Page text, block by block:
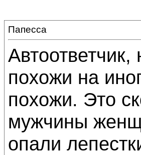
Папесса
похожи на
похожи. Это
мужчины
опали